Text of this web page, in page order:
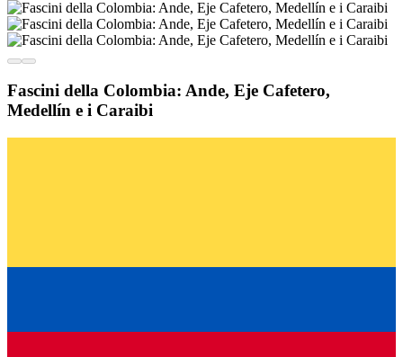
Fascini della Colombia: Ande, Eje Cafetero,
Medellín e i Caraibi